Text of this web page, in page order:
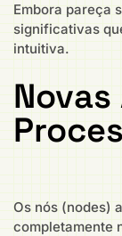
Embora pareça
significativas
intuitiva.
Os nós (nodes)
completamente